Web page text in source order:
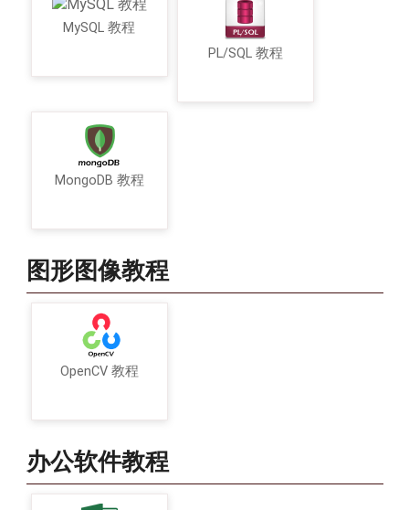
MySQL 教程
PL/SQL 教程
MongoDB 教程
图形图像教程
OpenCV 教程
办公软件教程